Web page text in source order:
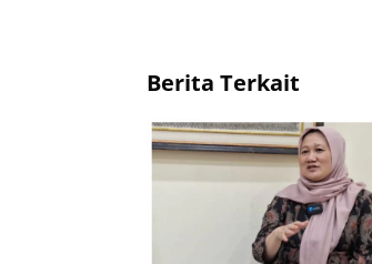
Berita Terkait